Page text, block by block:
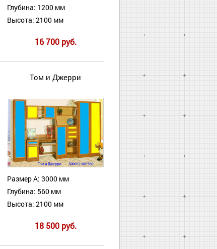
Глубина: 1200 мм
Высота: 2100 мм
16 700 руб.
Том и Джерри
Размер А: 3000 мм
Глубина: 560 мм
Высота: 2100 мм
18 500 руб.